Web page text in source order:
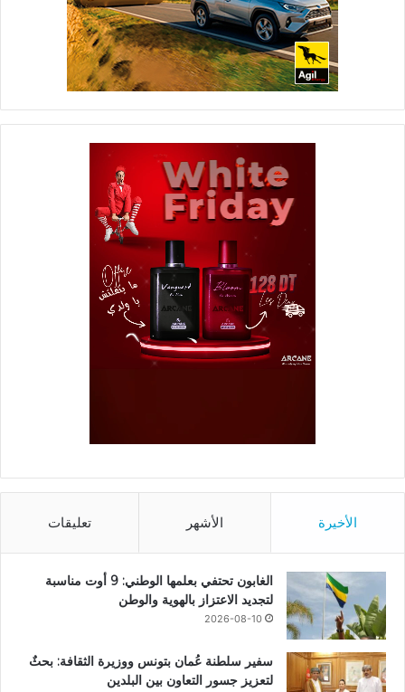
الأخيرة الأشهر تعليقات
الغابون تحتفي بعلمها الوطني: 9 أوت مناسبة
لتجديد الاعتزاز بالهوية والوطن
2026-08-10
سفير سلطنة عُمان بتونس ووزيرة الثقافة: بحثٌ
لتعزيز جسور التعاون بين البلدين